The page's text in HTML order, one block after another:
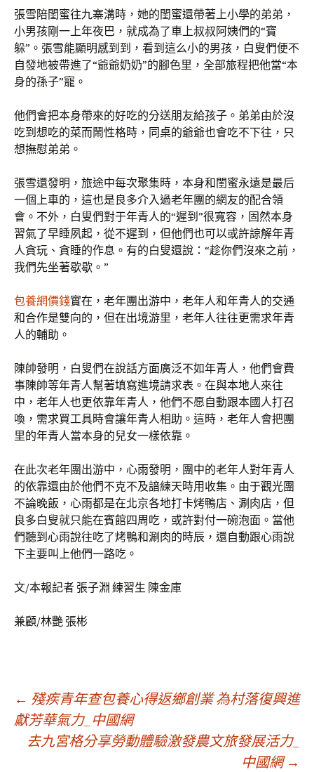
張雪陪閨蜜往九寨溝時，她的閨蜜還帶著上小學的弟弟，
小男孩剛一上年夜巴，就成為了車上叔叔阿姨們的“寶
躲”。張雪能顯明感到到，看到這么小的男孩，白叟們便不
自發地被帶進了“爺爺奶奶”的腳色里，全部旅程把他當“本
身的孫子”寵。
他們會把本身帶來的好吃的分送朋友給孩子。弟弟由於沒
吃到想吃的菜而鬧性格時，同桌的爺爺也會吃不下往，只
想撫慰弟弟。
張雪還發明，旅途中每次聚集時，本身和閨蜜永遠是最后
一個上車的，這也是良多介入過老年團的網友的配合領
會。不外，白叟們對于年青人的“遲到”很寬容，固然本身
習氣了早睡夙起，從不遲到，但他們也可以或許諒解年青
人貪玩、貪睡的作息。有的白叟還說：“趁你們沒來之前，
我們先坐著歇歇。”
包養網價錢實在，老年團出游中，老年人和年青人的交通
和合作是雙向的，但在出境游里，老年人往往更需求年青
人的輔助。
陳帥發明，白叟們在說話方面廣泛不如年青人，他們會費
事陳帥等年青人幫著填寫進境請求表。在與本地人來往
中，老年人也更依靠年青人，他們不愿自動跟本國人打召
喚，需求買工具時會讓年青人相助。這時，老年人會把團
里的年青人當本身的兒女一樣依靠。
在此次老年團出游中，心雨發明，團中的老年人對年青人
的依靠還由於他們不克不及諳練天時用收集。由于觀光團
不論晚飯，心雨都是在北京各地打卡烤鴨店、涮肉店，但
良多白叟就只能在賓館四周吃，或許對付一碗泡面。當他
們聽到心雨說往吃了烤鴨和涮肉的時辰，還自動跟心雨說
下主要叫上他們一路吃。
文/本報記者 張子淵 練習生 陳金庫
兼顧/林艷 張彬
文
章
← 殘疾青年查包養心得返鄉創業 為村落復興進
獻芳華氣力_中國網
去九宮格分享勞動體驗激發農文旅發展活力_
中國網 →